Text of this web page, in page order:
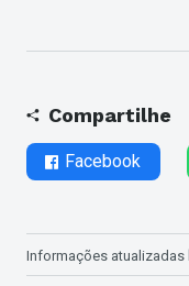
Compartilhe
Facebook
Informações atualizadas